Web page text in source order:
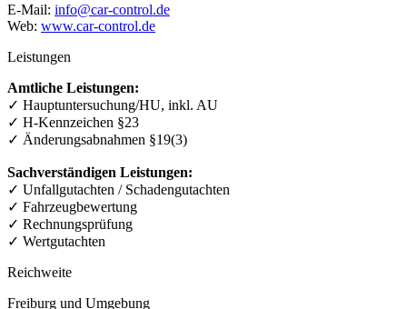
E-Mail: info@car-control.de
Web: www.car-control.de
Leistungen
Amtliche Leistungen:
✓ Hauptuntersuchung/HU, inkl. AU
✓ H-Kennzeichen §23
✓ Änderungsabnahmen §19(3)
Sachverständigen Leistungen:
✓ Unfallgutachten / Schadengutachten
✓ Fahrzeugbewertung
✓ Rechnungsprüfung
✓ Wertgutachten
Reichweite
Freiburg und Umgebung